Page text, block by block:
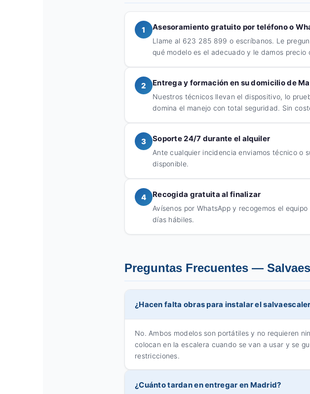
1 Asesoramiento gratuito por teléfono o
Llame al 623 285 899 o escríbanos. Le
qué modelo es el adecuado y le damos precio
2 Entrega y formación en su domicilio de
Nuestros técnicos llevan el dispositivo, lo
domina el manejo con total seguridad. Sin
3 Soporte 24/7 durante el alquiler
Ante cualquier incidencia enviamos técnico o
disponible.
4 Recogida gratuita al finalizar
Avísenos por WhatsApp y recogemos el
días hábiles.
Preguntas Frecuentes —
¿Hacen falta obras para instalar el
No. Ambos modelos son portátiles y no requieren
colocan en la escalera cuando se van a usar y se
restricciones.
¿Cuánto tardan en entregar en Madrid?